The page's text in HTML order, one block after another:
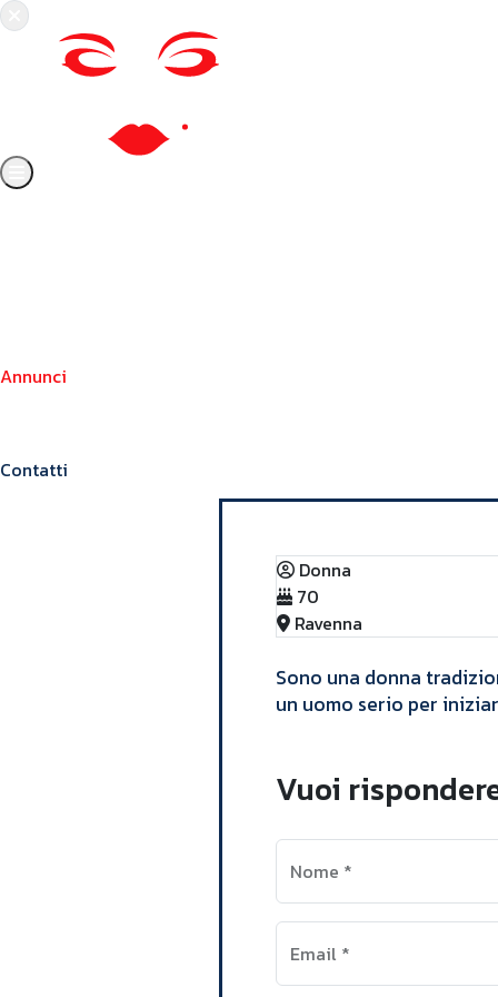
Annunci
Contatti
Donna
70
Ravenna
Sono una donna
un uomo serio per
Vuoi
Nome *
Email *